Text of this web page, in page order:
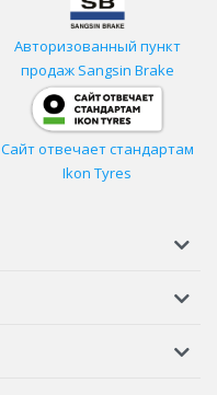
Авторизованный пункт
продаж Sangsin Brake
Сайт отвечает стандартам
Ikon Tyres